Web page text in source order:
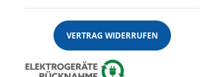
VERTRAG WIDERRUFEN